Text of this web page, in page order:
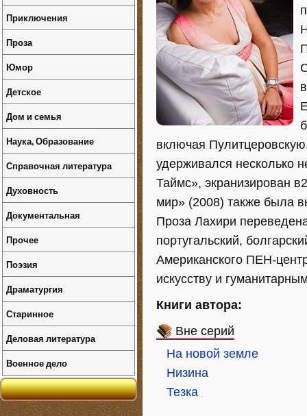
включая
удерживался несколько
Таймс», экранизирован
мир» (2008) также была
Проза Лахири
португальский,
Американского ПЕН-
искусству и
Книги автора:
Вне серий
На новой земле
Низина
Тезка
Приключения
Проза
Юмор
Детское
Дом и семья
Наука, Образование
Справочная литература
Духовность
Документальная
Прочее
Поэзия
Драматургия
Старинное
Деловая литература
Военное дело